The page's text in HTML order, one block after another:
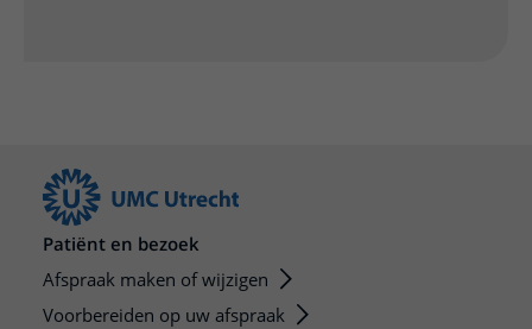
Patiënt en bezoek
Afspraak maken of wijzigen
Voorbereiden op uw afspraak